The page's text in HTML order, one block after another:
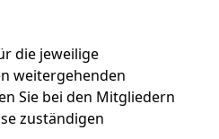
die jeweilige
weitergehenden
Sie bei den Mitgliedern
zuständigen